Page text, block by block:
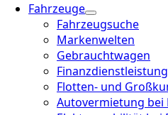
Fahrzeuge
Fahrzeugsuche
Markenwelten
Gebrauchtwagen
Flotten- und
Autovermietung bei